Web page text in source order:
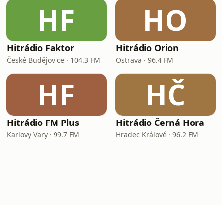
HF
Hitrádio Faktor
České Budějovice · 104.3 FM
HO
Hitrádio Orion
Ostrava · 96.4 FM
HF
Hitrádio FM Plus
Karlovy Vary · 99.7 FM
HČ
Hitrádio Černá Hora
Hradec Králové · 96.2 FM